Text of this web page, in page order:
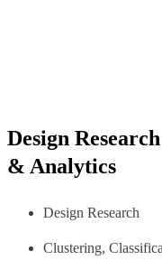
Design Research
& Analytics
Design Research
Clustering,